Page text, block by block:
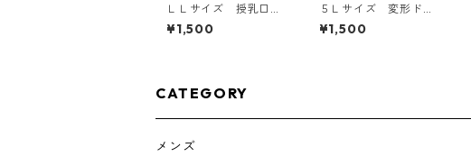
ＬＬサイズ 授乳口付
き マタニティ ドッ
キングワンピース ホ
¥1,500
５Ｌサイズ 変形ドッ
ト 花柄 ボウタイブ
ラウス オフホワイ
¥1,500
CATEGORY
メンズ